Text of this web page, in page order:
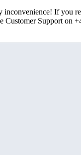
inconvenience! If you
Customer Support on